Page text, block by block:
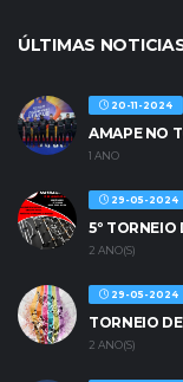
ÚLTIMAS
20-11-2024
AMAPE NO
1 ANO
29-05-2024
5º
2 ANO(S)
29-05-2024
TORNEIO
2 ANO(S)